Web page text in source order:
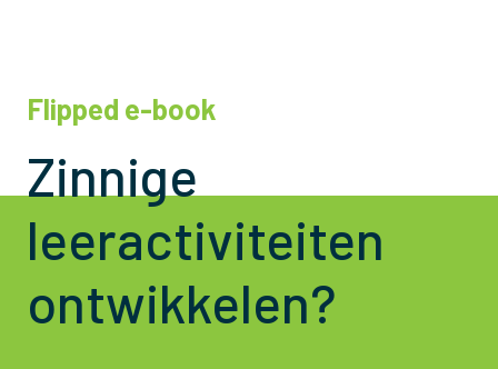
Flipped e-book
Zinnige
leeractiviteiten
ontwikkelen?